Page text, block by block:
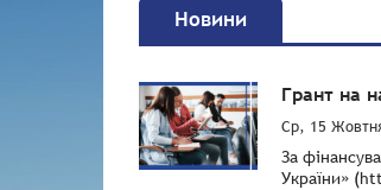
Новини
Грант на
Ср, 15
За
України»